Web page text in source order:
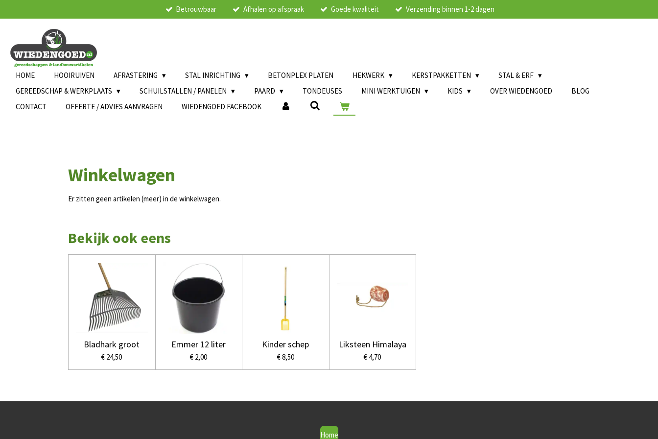
direct
hoofdinhoud
Betrouwbaar Afhalen op afspraak Goede kwaliteit Verzending binnen 1-2 dagen
HOME HOOIRUIVEN AFRASTERING STAL INRICHTING BETONPLEX PLATEN HEKWERK KERSTPAKKETTEN
STAL & ERF
GEREEDSCHAP & WERKPLAATS
SCHUILSTALLEN / PANELEN PAARD TONDEUSES MINI WERKTUIGEN KIDS OVER WIEDENGOED
BLOG
CONTACT
OFFERTE / ADVIES AANVRAGEN WIEDENGOED FACEBOOK
Winkelwagen
Er zitten geen artikelen (meer) in de winkelwagen.
Bekijk ook eens
Bladhark groot
€ 24,50
Emmer 12 liter
€ 2,00
Kinder schep
€ 8,50
Liksteen Himalaya
€ 4,70
Home